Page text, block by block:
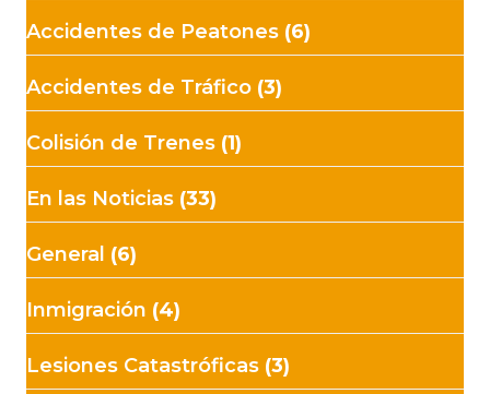
Accidentes de Peatones (6)
Accidentes de Tráfico (3)
Colisión de Trenes (1)
En las Noticias (33)
General (6)
Inmigración (4)
Lesiones Catastróficas (3)